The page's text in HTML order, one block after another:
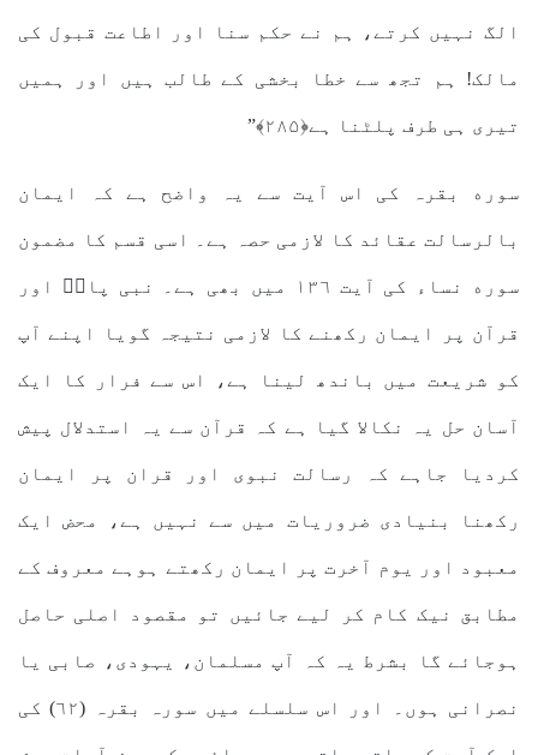
الگ نہیں کرتے، ہم نے حکم سنا اور اطاعت قبول کی
مالک! ہم تجھ سے خطا بخشی کے طالب ہیں اور ہمیں
تیری ہی طرف پلٹنا ہے﴿۲۸۵﴾”
سوره بقرہ کی اس آیت سے یہ واضح ہے کہ ایمان
بالرسالت عقائد کا لازمی حصہ ہے۔ اسی قسم کا مضمون
سوره نساء کی آیت ۱۳٦ میں بھی ہے۔ نبی پاکؐ اور
قرآن پر ایمان رکھنے کا لازمی نتیجہ گویا اپنے آپ
کو شریعت میں باندھ لینا ہے، اس سے فرار کا ایک
آسان حل یہ نکالا گیا ہے کہ قرآن سے یہ استدلال پیش
کردیا جاہے کہ رسالت نبوی اور قران پر ایمان
رکھنا بنیادی ضروریات میں سے نہیں ہے، محض ایک
معبود اور یوم آخرت پر ایمان رکھتے ہوہے معروف کے
مطابق نیک کام کر لیے جائیں تو مقصود اصلی حاصل
ہوجائے گا بشرط یہ کہ آپ مسلمان، یہودی، صابی یا
نصرانی ہوں۔ اور اس سلسلے میں سورہ بقرہ (٦٢) کی